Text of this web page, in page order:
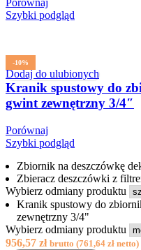
Szybki podgląd
-10%
Dodaj do ulubionych
Kranik spustowy do
gwint zewnętrzny 3/4″
Porównaj
Szybki podgląd
Zbiornik na deszczówkę
Zbieracz deszczówki z
Wybierz odmiany produktu
Kranik spustowy do
zewnętrzny 3/4"
Wybierz odmiany produktu
956,57 zł brutto (761,64 zł netto)